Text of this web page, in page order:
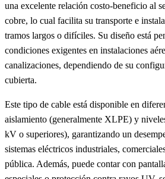
una excelente relación costo-beneficio al
cobre, lo cual facilita su transporte e
tramos largos o difíciles. Su diseño está
condiciones exigentes en instalaciones
canalizaciones, dependiendo de su
cubierta.
Este tipo de cable está disponible en
aislamiento (generalmente XLPE) y
kV o superiores), garantizando un
sistemas eléctricos industriales,
pública. Además, puede contar con